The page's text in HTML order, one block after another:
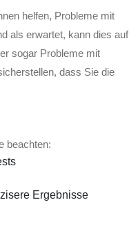
helfen, Probleme mit
als erwartet, kann dies auf
sogar Probleme mit
dass Sie die
beachten:
Ergebnisse